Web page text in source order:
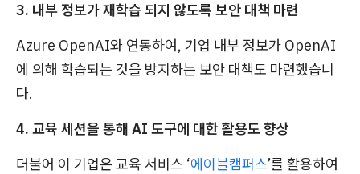
3. 내부 정보가 재학습 되지 않도록 보안 대책 마련
Azure OpenAI와 연동하여, 기업 내부 정보가 OpenAI
에 의해 학습되는 것을 방지하는 보안 대책도 마련했습니
다.
4. 교육 세션을 통해 AI 도구에 대한 활용도 향상
더불어 이 기업은 교육 서비스 ‘에이블캠퍼스’를 활용하여